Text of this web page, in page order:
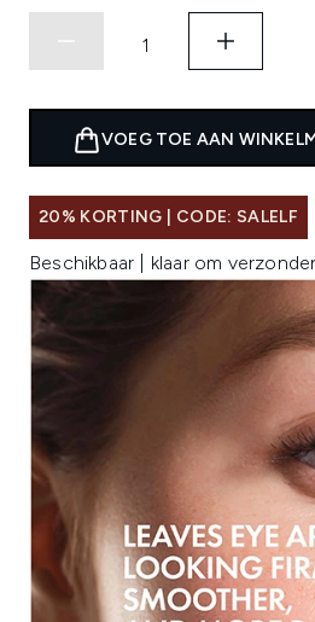
VOEG TOE AAN
20% KORTING | CODE: SALELF
Beschikbaar | klaar om